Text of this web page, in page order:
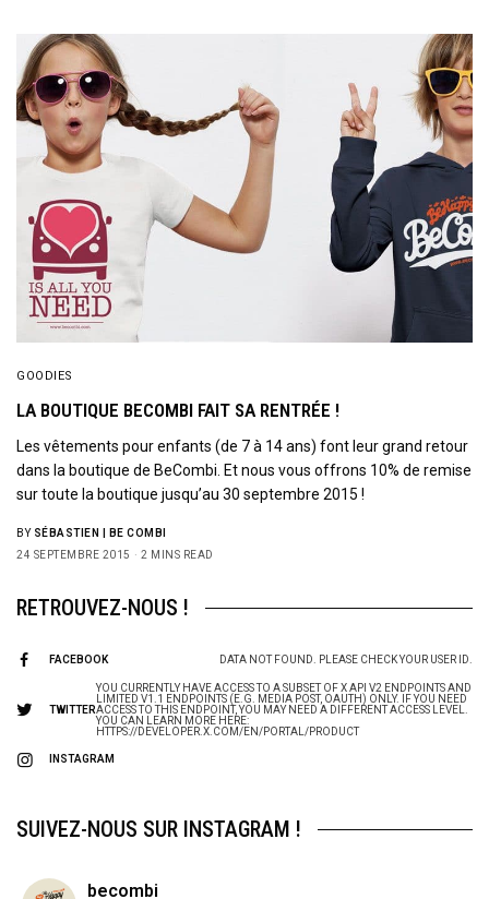
GOODIES
LA BOUTIQUE BECOMBI FAIT SA RENTRÉE !
Les vêtements pour enfants (de 7 à 14 ans) font leur grand retour
dans la boutique de BeCombi. Et nous vous offrons 10% de remise
sur toute la boutique jusqu’au 30 septembre 2015 !
BY SÉBASTIEN | BE COMBI
24 SEPTEMBRE 2015
2 MINS READ
RETROUVEZ-NOUS !
FACEBOOK DATA NOT FOUND. PLEASE CHECK YOUR USER ID.
TWITTER
YOU CURRENTLY HAVE ACCESS TO A SUBSET OF X API V2 ENDPOINTS AND
LIMITED V1.1 ENDPOINTS (E.G. MEDIA POST, OAUTH) ONLY. IF YOU NEED
ACCESS TO THIS ENDPOINT, YOU MAY NEED A DIFFERENT ACCESS LEVEL.
YOU CAN LEARN MORE HERE:
HTTPS://DEVELOPER.X.COM/EN/PORTAL/PRODUCT
INSTAGRAM
SUIVEZ-NOUS SUR INSTAGRAM !
becombi